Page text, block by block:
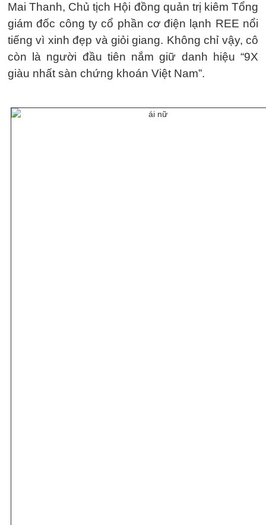
Mai Thanh, Chủ tịch Hội đồng quản trị kiêm Tổng
giám đốc công ty cổ phần cơ điện lạnh REE nổi
tiếng vì xinh đẹp và giỏi giang. Không chỉ vậy, cô
còn là người đầu tiên nắm giữ danh hiệu “9X
giàu nhất sàn chứng khoán Việt Nam”.